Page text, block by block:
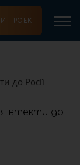
ПРОЕКТ
до Росії